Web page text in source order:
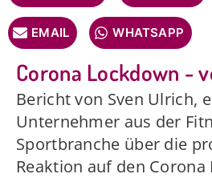
EMAIL WHATSAPP
Corona Lockdown -
Bericht von Sven Ulrich,
Unternehmer aus der
Sportbranche über die
Reaktion auf den Corona